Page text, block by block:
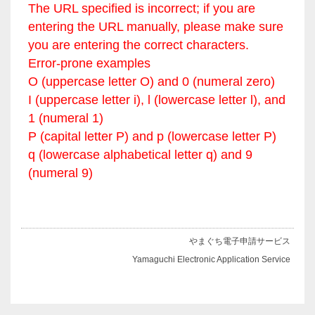
The URL specified is incorrect; if you are
entering the URL manually, please make sure
you are entering the correct characters.
Error-prone examples
O (uppercase letter O) and 0 (numeral zero)
I (uppercase letter i), l (lowercase letter l), and
1 (numeral 1)
P (capital letter P) and p (lowercase letter P)
q (lowercase alphabetical letter q) and 9
(numeral 9)
やまぐち電子申請サービス
Yamaguchi Electronic Application Service